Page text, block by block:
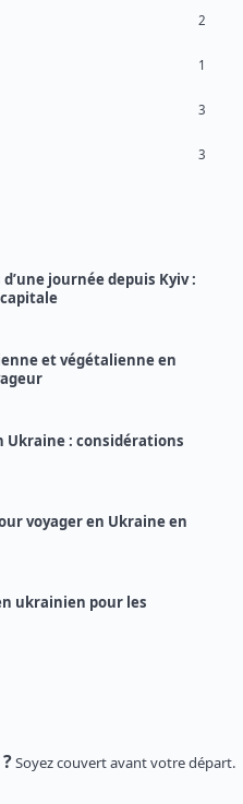
2
1
3
3
journée depuis Kyiv :
et végétalienne en
Ukraine : considérations
voyager en Ukraine en
ukrainien pour les
Soyez couvert avant votre départ.